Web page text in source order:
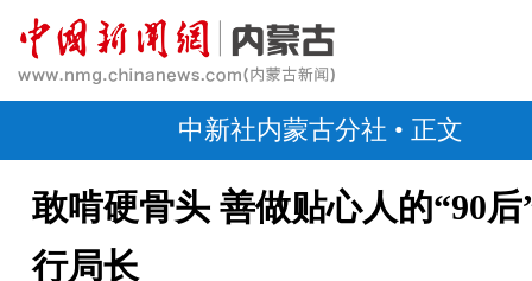
中新社内蒙古分社 • 正文
敢啃硬骨头 善做贴心人的“90后
行局长